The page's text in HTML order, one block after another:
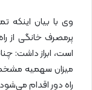
وی با بیان اینکه
پرمصرف خانگی از
است، ابراز داشت:
میزان سهمیه
راه دور اقدام